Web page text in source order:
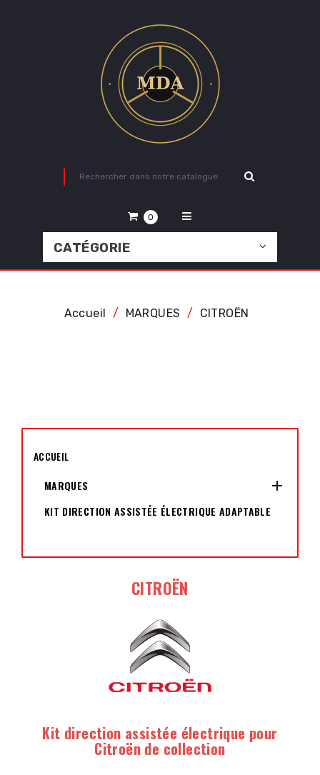
0
CATÉGORIE
Accueil MARQUES CITROËN
ACCUEIL
MARQUES

KIT DIRECTION ASSISTÉE ÉLECTRIQUE ADAPTABLE
CITROËN
Kit direction assistée électrique pour
Citroën de collection